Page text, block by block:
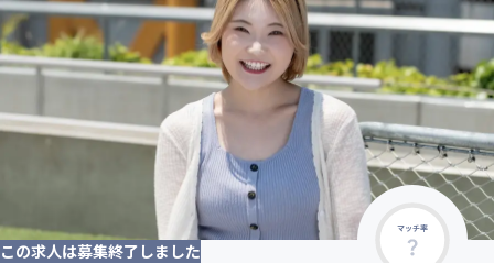
マッチ率
この求人は募集終了しました